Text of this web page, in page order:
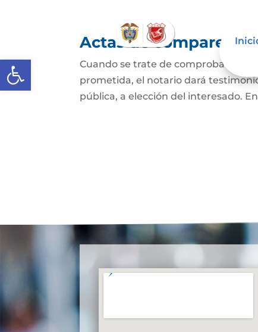
Abrir barra de herramientas
Actas de
Cuando se trate de comprobar que
prometida, el notario dará
pública, a elección del interesado.